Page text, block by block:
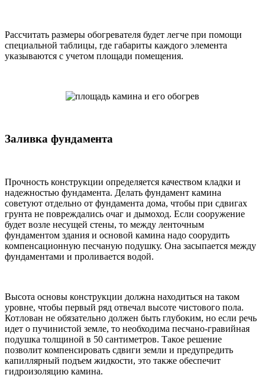
Рассчитать размеры обогревателя будет легче при помощи
специальной таблицы, где габариты каждого элемента
указываются с учетом площади помещения.
Заливка фундамента
Прочность конструкции определяется качеством кладки и
надежностью фундамента. Делать фундамент камина
советуют отдельно от фундамента дома, чтобы при сдвигах
грунта не повреждались очаг и дымоход. Если сооружение
будет возле несущей стены, то между ленточным
фундаментом здания и основой камина надо соорудить
компенсационную песчаную подушку. Она засыпается между
фундаментами и проливается водой.
Высота основы конструкции должна находиться на таком
уровне, чтобы первый ряд отвечал высоте чистового пола.
Котлован не обязательно должен быть глубоким, но если речь
идет о пучинистой земле, то необходима песчано-гравийная
подушка толщиной в 50 сантиметров. Такое решение
позволит компенсировать сдвиги земли и предупредить
капиллярный подъем жидкости, это также обеспечит
гидроизоляцию камина.